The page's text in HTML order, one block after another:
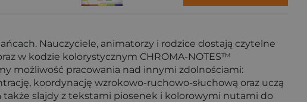
Nauczyciele, animatorzy i rodzice dostają czytelne
w kodzie kolorystycznym CHROMA-NOTES™
możliwość pracowania nad innymi zdolnościami:
koordynację wzrokowo-ruchowo-słuchową oraz uczą
także slajdy z tekstami piosenek i kolorowymi nutami do